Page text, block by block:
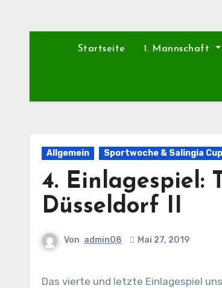
Startseite 1. Mannschaft
Allgemein Sportwoche & Salingia Cup
4. Einlagespiel:
Düsseldorf II
Von admin08 Mai 27, 2019
Das vierte und letzte Einlagespiel unserer Sportwoche werden der ehemalige Bundesligist TuS Koblenz (aktuell